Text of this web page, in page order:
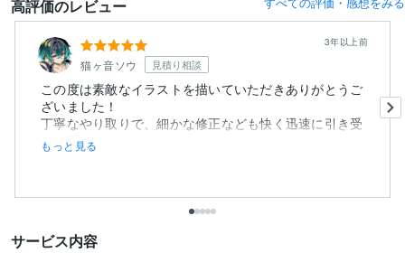
高評価のレビュー
猫ヶ音ソウ 見積り相談
3年以上前
この度は素敵なイラストを描いていただきありがとうご
ざいました！
丁寧なやり取りで、細かな修正なども快く迅速に引き受
けて下...
もっと見る
サービス内容